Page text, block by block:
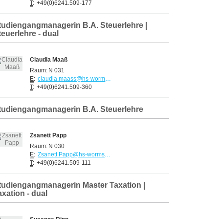
T: +49(0)6241.509-177
B.A. Steuerlehre |
- dual
Claudia Maaß
Raum: N 031
E:
claudia.maass@hs-worms.de
T: +49(0)6241.509-360
B.A. Steuerlehre
Zsanett Papp
Raum: N 030
E:
Zsanett.Papp@hs-worms.de
T: +49(0)6241.509-111
Master Taxation |
- dual